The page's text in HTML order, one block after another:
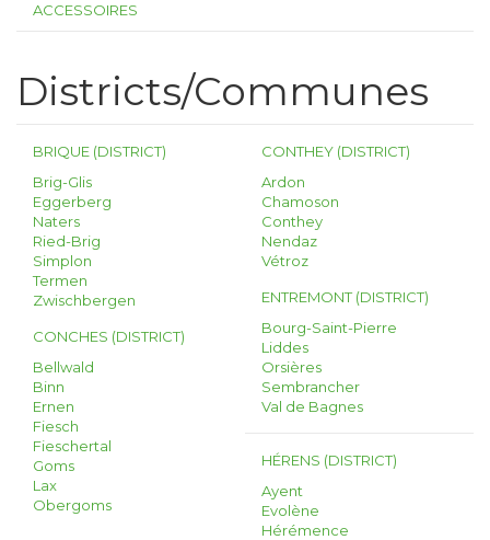
ACCESSOIRES
Districts/Communes
BRIQUE (DISTRICT)
Brig-Glis
Eggerberg
Naters
Ried-Brig
Simplon
Termen
Zwischbergen
CONCHES (DISTRICT)
Bellwald
Binn
Ernen
Fiesch
Fieschertal
Goms
Lax
Obergoms
CONTHEY (DISTRICT)
Ardon
Chamoson
Conthey
Nendaz
Vétroz
ENTREMONT (DISTRICT)
Bourg-Saint-Pierre
Liddes
Orsières
Sembrancher
Val de Bagnes
HÉRENS (DISTRICT)
Ayent
Evolène
Hérémence